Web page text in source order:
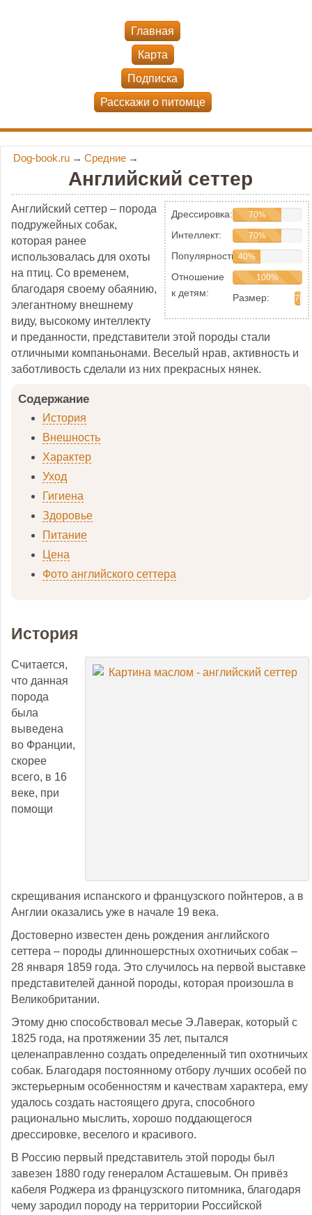
Главная
Карта
Подписка
Расскажи о питомце
Dog-book.ru → Средние →
Английский сеттер
Дрессировка: 70%
Интеллект: 70%
Популярность:40%
Отношение
к детям:
100%
Размер: 70%
Английский сеттер – порода
подружейных собак,
которая ранее
использовалась для охоты
на птиц. Со временем,
благодаря своему обаянию,
элегантному внешнему
виду, высокому интеллекту
и преданности, представители этой породы стали
отличными компаньонами. Веселый нрав, активность и
заботливость сделали из них прекрасных нянек.
Содержание
История
Внешность
Характер
Уход
Гигиена
Здоровье
Питание
Цена
Фото английского сеттера
История
Считается,
что данная
порода
была
выведена
во Франции,
скорее
всего, в 16
веке, при
помощи
скрещивания испанского и французского пойнтеров, а в
Англии оказались уже в начале 19 века.
Достоверно известен день рождения английского
сеттера – породы длинношерстных охотничьих собак –
28 января 1859 года. Это случилось на первой выставке
представителей данной породы, которая произошла в
Великобритании.
Этому дню способствовал месье Э.Лаверак, который с
1825 года, на протяжении 35 лет, пытался
целенаправленно создать определенный тип охотничьих
собак. Благодаря постоянному отбору лучших особей по
экстерьерным особенностям и качествам характера, ему
удалось создать настоящего друга, способного
рационально мыслить, хорошо поддающегося
дрессировке, веселого и красивого.
В Россию первый представитель этой породы был
завезен 1880 году генералом Асташевым. Он привёз
кабеля Роджера из французского питомника, благодаря
чему зародил породу на территории Российской